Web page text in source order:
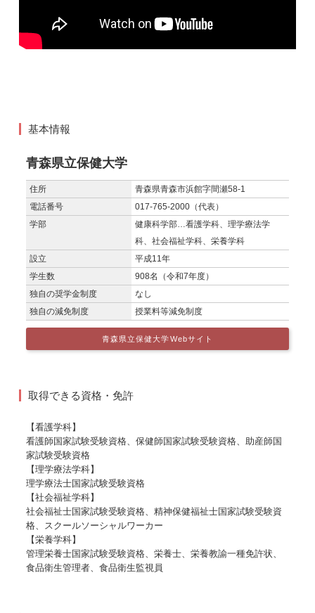
基本情報
青森県立保健大学
住所
青森県青森市浜館字間瀬58-1
電話番号
017-765-2000（代表）
学部
健康科学部…看護学科、理学療法学
科、社会福祉学科、栄養学科
設立
平成11年
学生数
908名（令和7年度）
独自の奨学金制度
なし
独自の減免制度
授業料等減免制度
青森県立保健大学Webサイト
取得できる資格・免許
【看護学科】
看護師国家試験受験資格、保健師国家試験受験資格、助産師国
家試験受験資格
【理学療法学科】
理学療法士国家試験受験資格
【社会福祉学科】
社会福祉士国家試験受験資格、精神保健福祉士国家試験受験資
格、スクールソーシャルワーカー
【栄養学科】
管理栄養士国家試験受験資格、栄養士、栄養教諭一種免許状、
食品衛生管理者、食品衛生監視員